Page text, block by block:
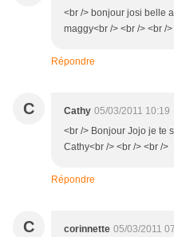
<br /> bonjour josi belle
maggy<br /> <br /> <br />
Répondre
C Cathy 05/03/2011 10:19
<br /> Bonjour Jojo je te
Cathy<br /> <br /> <br />
Répondre
C corinnette 05/03/2011